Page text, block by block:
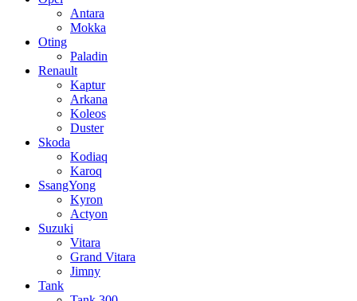
Antara
Mokka
Oting
Paladin
Renault
Kaptur
Arkana
Koleos
Duster
Skoda
Kodiaq
Karoq
SsangYong
Kyron
Actyon
Suzuki
Vitara
Grand Vitara
Jimny
Tank